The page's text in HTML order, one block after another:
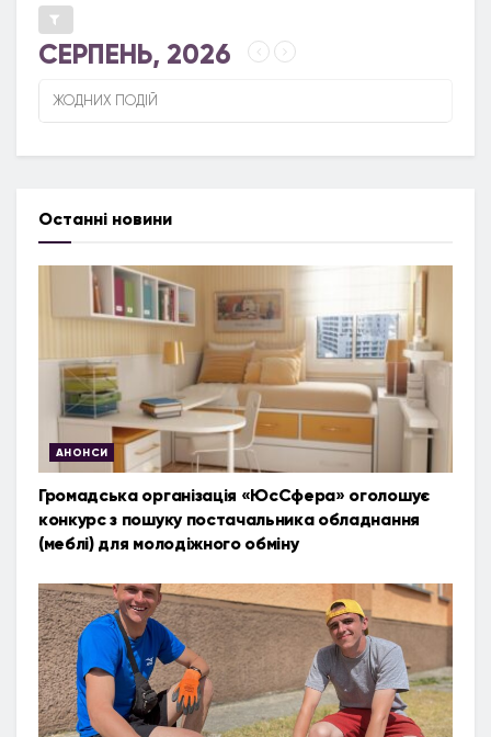
СЕРПЕНЬ, 2026
ЖОДНИХ ПОДІЙ
Останні новини
АНОНСИ
Громадська організація «ЮсСфера» оголошує
конкурс з пошуку постачальника обладнання
(меблі) для молодіжного обміну